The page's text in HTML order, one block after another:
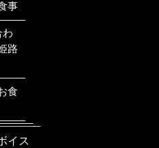
事
わ
路
食
イス